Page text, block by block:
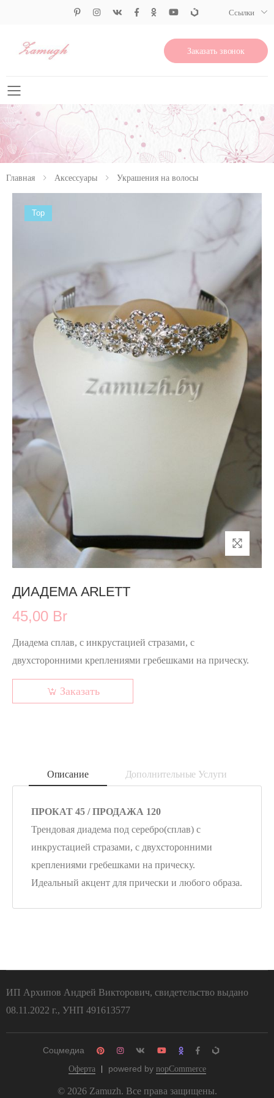
Ссылки
Заказать звонок
Свернуть меню
Главная Аксессуары Украшения на волосы
Top
ДИАДЕМА ARLETT
45,00 Br
Диадема сплав, с инкрустацией стразами, с
двухсторонними креплениями гребешками на прическу.
Заказать
Описание Дополнительные Услуги
ПРОКАТ 45 / ПРОДАЖА 120
Трендовая диадема под серебро(сплав) с
инкрустацией стразами, с двухсторонними
креплениями гребешками на прическу.
Идеальный акцент для прически и любого образа.
ИП Архипов Андрей Викторович, свидетельство выдано
08.11.2022 г., УНП 491613577
© 2026 Zamuzh. Все права защищены.
Оферта powered by nopCommerce
Соцмедиа